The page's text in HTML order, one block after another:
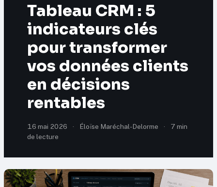
Éducation & Emploi
Marketing
Tableau CRM : 5
indicateurs clés
pour transformer
vos données clients
en décisions
rentables
16 mai 2026 · Éloïse Maréchal-Delorme ·
7 min
de lecture